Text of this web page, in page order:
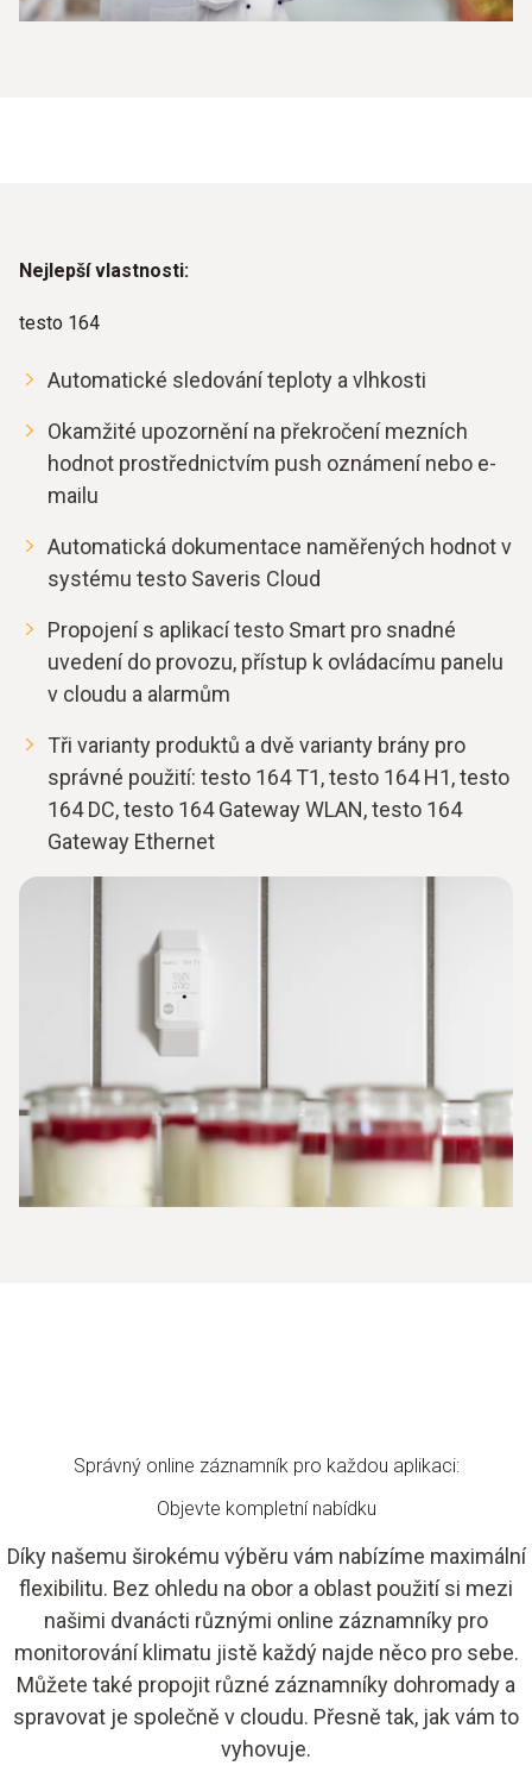
Nejlepší vlastnosti:
testo 164
Automatické sledování teploty a vlhkosti
Okamžité upozornění na překročení mezních
hodnot prostřednictvím push oznámení nebo e-
mailu
Automatická dokumentace naměřených hodnot v
systému testo Saveris Cloud
Propojení s aplikací testo Smart pro snadné
uvedení do provozu, přístup k ovládacímu panelu
v cloudu a alarmům
Tři varianty produktů a dvě varianty brány pro
správné použití: testo 164 T1, testo 164 H1, testo
164 DC, testo 164 Gateway WLAN, testo 164
Gateway Ethernet
Správný online záznamník pro každou aplikaci:
Objevte kompletní nabídku
Díky našemu širokému výběru vám nabízíme maximální
flexibilitu. Bez ohledu na obor a oblast použití si mezi
našimi dvanácti různými online záznamníky pro
monitorování klimatu jistě každý najde něco pro sebe.
Můžete také propojit různé záznamníky dohromady a
spravovat je společně v cloudu. Přesně tak, jak vám to
vyhovuje.